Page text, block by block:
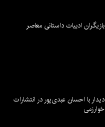
بازیگران ادبیات داستانی معاصر
دیدار با احسان عبدی‌پور در انتشارات
خوارزمی